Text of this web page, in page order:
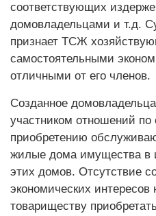
соответствующих
домовладельцами и т.д.
признает ТСЖ
самостоятельными
отличными от его членов.
Созданное
участником отношений по
приобретению
жилые дома имущества в
этих домов. Отсутствие
экономических интересов
товариществу